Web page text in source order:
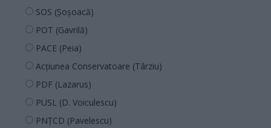
SOS (Șoșoacă)
POT (Gavrilă)
PACE (Peia)
Acțiunea Conservatoare (Târziu)
PDF (Lazarus)
PUSL (D. Voiculescu)
PNȚCD (Pavelescu)